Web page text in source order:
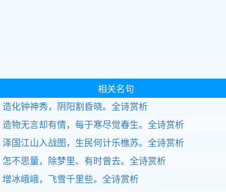
相关名句
造化钟神秀，阴阳割昏晓。全诗赏析
造物无言却有情，每于寒尽觉春生。全诗赏析
泽国江山入战图，生民何计乐樵苏。全诗赏析
怎不思量，除梦里、有时曾去。全诗赏析
增冰峨峨，飞雪千里些。全诗赏析